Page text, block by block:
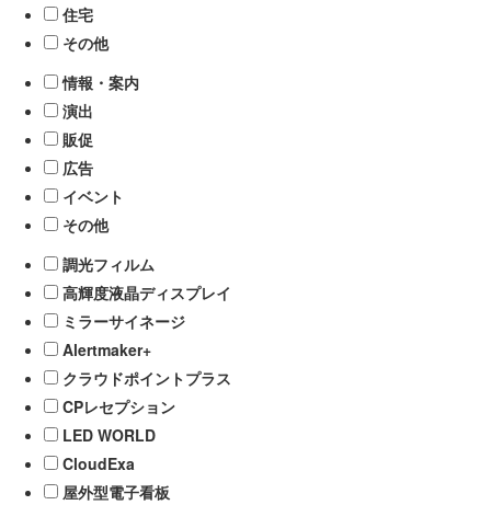
住宅
その他
情報・案内
演出
販促
広告
イベント
その他
調光フィルム
高輝度液晶ディスプレイ
ミラーサイネージ
Alertmaker+
クラウドポイントプラス
CPレセプション
LED WORLD
CloudExa
屋外型電子看板